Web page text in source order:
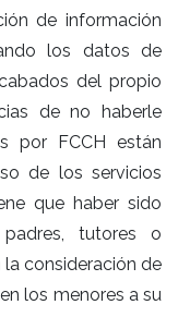
de información
los datos de
del propio
de no haberle
por FCCH están
de los servicios
que haber sido
tutores o
consideración de
los menores a su